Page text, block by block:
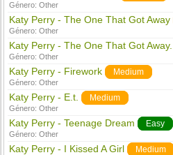
Género:Other
Katy Perry - The One That Got Away
Género:Other
Katy Perry - The One That Got Away..
Género:Other
Katy Perry - Firework Medium
Género:Other
Katy Perry - E.t. Medium
Género:Other
Katy Perry - Teenage Dream Easy
Género:Other
Katy Perry - I Kissed A Girl Medium